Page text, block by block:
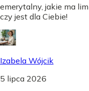
emerytalny, jakie ma
czy jest dla Ciebie!
Izabela Wójcik
5 lipca 2026